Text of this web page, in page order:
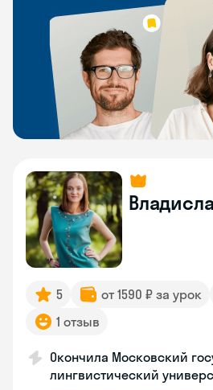
5 от 1590 ₽ за урок
1 отзыв
Окончила Московский
лингвистический